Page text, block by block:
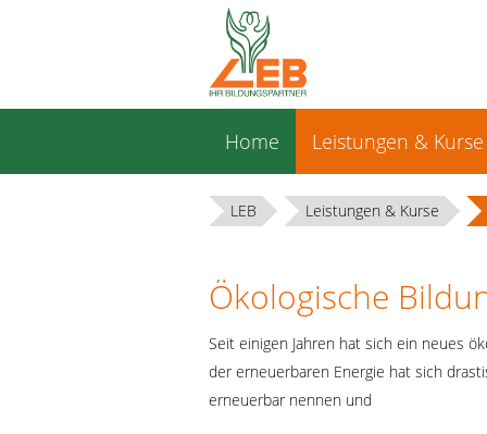
überspringen
Home Leistungen & Kurse
LEB Leistungen & Kurse
Ökologische
Seit einigen Jahren hat sich ein neues
der erneuerbaren Energie hat sich
erneuerbar nennen und